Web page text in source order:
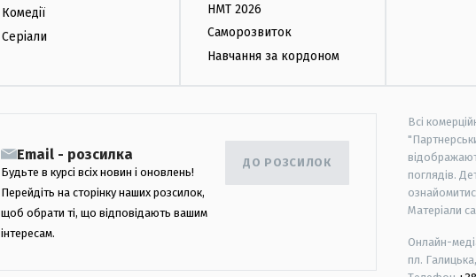
Комедії
Серіали
НМТ 2026
Саморозвиток
Навчання за кордоном
Email - розсилка
Будьте в курсі всіх новин і оновлень!
Перейдіть на сторінку наших розсилок,
щоб обрати ті, що відповідають вашим
інтересам.
ДО РОЗСИЛОК
Всі
поглядів.
Матеріали
Онлайн-
пл.